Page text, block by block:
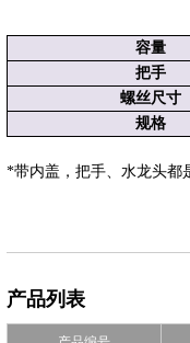
容量
把手
螺丝尺寸
规格
*带内盖，把手、水龙头都
产品列表